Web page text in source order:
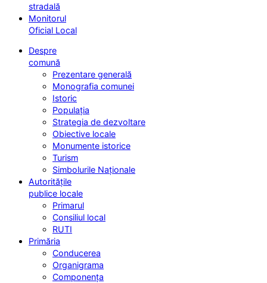
stradală
Monitorul
Oficial Local
Despre
comună
Prezentare generală
Monografia comunei
Istoric
Populația
Strategia de dezvoltare
Obiective locale
Monumente istorice
Turism
Simbolurile Naționale
Autoritățile
publice locale
Primarul
Consiliul local
RUTI
Primăria
Conducerea
Organigrama
Componența